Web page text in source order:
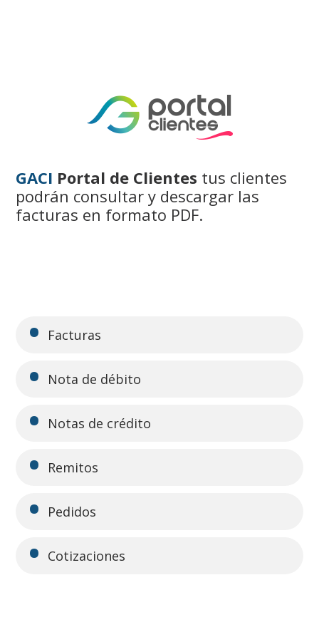
GACI Portal de Clientes tus clientes
podrán consultar y descargar las
facturas en formato PDF.
Facturas
Nota de débito
Notas de crédito
Remitos
Pedidos
Cotizaciones